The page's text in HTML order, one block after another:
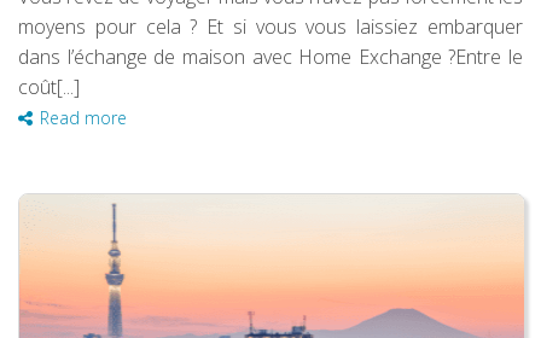
moyens pour cela ? Et si vous vous laissiez embarquer
dans l’échange de maison avec Home Exchange ?Entre le
coût[...]
Read more